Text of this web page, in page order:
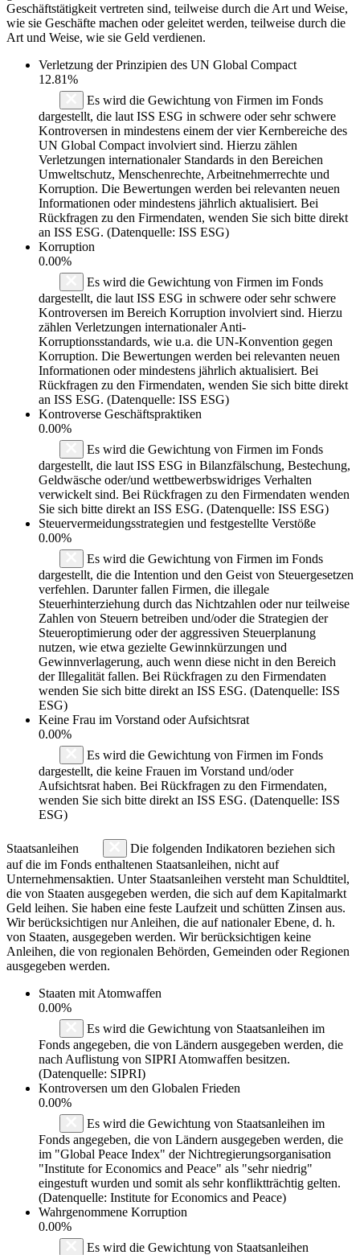
Geschäftstätigkeit vertreten sind, teilweise durch die Art und Weise,
wie sie Geschäfte machen oder geleitet werden, teilweise durch die
Art und Weise, wie sie Geld verdienen.
Verletzung der Prinzipien des UN Global Compact
12.81%
Es wird die Gewichtung von Firmen im Fonds
dargestellt, die laut ISS ESG in schwere oder sehr schwere
Kontroversen in mindestens einem der vier Kernbereiche des
UN Global Compact involviert sind. Hierzu zählen
Verletzungen internationaler Standards in den Bereichen
Umweltschutz, Menschenrechte, Arbeitnehmerrechte und
Korruption. Die Bewertungen werden bei relevanten neuen
Informationen oder mindestens jährlich aktualisiert. Bei
Rückfragen zu den Firmendaten, wenden Sie sich bitte direkt
an ISS ESG. (Datenquelle: ISS ESG)
Korruption
0.00%
Es wird die Gewichtung von Firmen im Fonds
dargestellt, die laut ISS ESG in schwere oder sehr schwere
Kontroversen im Bereich Korruption involviert sind. Hierzu
zählen Verletzungen internationaler Anti-
Korruptionsstandards, wie u.a. die UN-Konvention gegen
Korruption. Die Bewertungen werden bei relevanten neuen
Informationen oder mindestens jährlich aktualisiert. Bei
Rückfragen zu den Firmendaten, wenden Sie sich bitte direkt
an ISS ESG. (Datenquelle: ISS ESG)
Kontroverse Geschäftspraktiken
0.00%
Es wird die Gewichtung von Firmen im Fonds
dargestellt, die laut ISS ESG in Bilanzfälschung, Bestechung,
Geldwäsche oder/und wettbewerbswidriges Verhalten
verwickelt sind. Bei Rückfragen zu den Firmendaten wenden
Sie sich bitte direkt an ISS ESG. (Datenquelle: ISS ESG)
Steuervermeidungsstrategien und festgestellte Verstöße
0.00%
Es wird die Gewichtung von Firmen im Fonds
dargestellt, die die Intention und den Geist von Steuergesetzen
verfehlen. Darunter fallen Firmen, die illegale
Steuerhinterziehung durch das Nichtzahlen oder nur teilweise
Zahlen von Steuern betreiben und/oder die Strategien der
Steueroptimierung oder der aggressiven Steuerplanung
nutzen, wie etwa gezielte Gewinnkürzungen und
Gewinnverlagerung, auch wenn diese nicht in den Bereich
der Illegalität fallen. Bei Rückfragen zu den Firmendaten
wenden Sie sich bitte direkt an ISS ESG. (Datenquelle: ISS
ESG)
Keine Frau im Vorstand oder Aufsichtsrat
0.00%
Es wird die Gewichtung von Firmen im Fonds
dargestellt, die keine Frauen im Vorstand und/oder
Aufsichtsrat haben. Bei Rückfragen zu den Firmendaten,
wenden Sie sich bitte direkt an ISS ESG. (Datenquelle: ISS
ESG)
Staatsanleihen
Die folgenden Indikatoren beziehen sich
auf die im Fonds enthaltenen Staatsanleihen, nicht auf
Unternehmensaktien. Unter Staatsanleihen versteht man Schuldtitel,
die von Staaten ausgegeben werden, die sich auf dem Kapitalmarkt
Geld leihen. Sie haben eine feste Laufzeit und schütten Zinsen aus.
Wir berücksichtigen nur Anleihen, die auf nationaler Ebene, d. h.
von Staaten, ausgegeben werden. Wir berücksichtigen keine
Anleihen, die von regionalen Behörden, Gemeinden oder Regionen
ausgegeben werden.
Staaten mit Atomwaffen
0.00%
Es wird die Gewichtung von Staatsanleihen im
Fonds angegeben, die von Ländern ausgegeben werden, die
nach Auflistung von SIPRI Atomwaffen besitzen.
(Datenquelle: SIPRI)
Kontroversen um den Globalen Frieden
0.00%
Es wird die Gewichtung von Staatsanleihen im
Fonds angegeben, die von Ländern ausgegeben werden, die
im "Global Peace Index" der Nichtregierungsorganisation
"Institute for Economics and Peace" als "sehr niedrig"
eingestuft wurden und somit als sehr konfliktträchtig gelten.
(Datenquelle: Institute for Economics and Peace)
Wahrgenommene Korruption
0.00%
Es wird die Gewichtung von Staatsanleihen